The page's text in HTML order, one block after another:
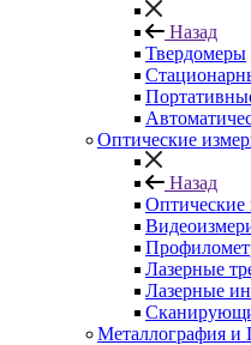
Назад
Твердомеры
Оптические
Назад
Оптические
Лазерные
Лазерные
Металлография и